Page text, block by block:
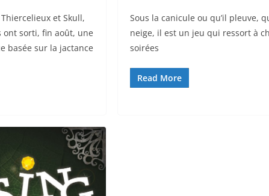
et Skull,
ont sorti, fin août, une
basée sur la jactance
Sous la canicule ou qu’il pleuve,
neige, il est un jeu qui ressort à
soirées
Read More